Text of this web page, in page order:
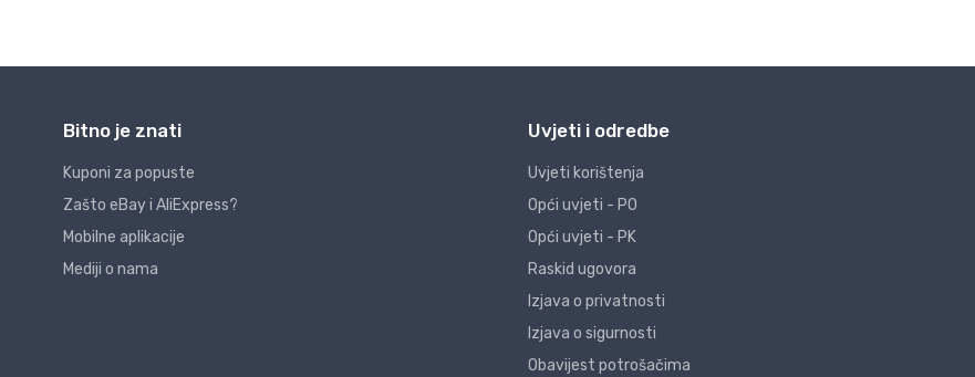
Bitno je znati
Kuponi za popuste
Zašto eBay i AliExpress?
Mobilne aplikacije
Mediji o nama
Uvjeti i odredbe
Uvjeti korištenja
Opći uvjeti - PO
Opći uvjeti - PK
Raskid ugovora
Izjava o privatnosti
Izjava o sigurnosti
Obavijest potrošačima